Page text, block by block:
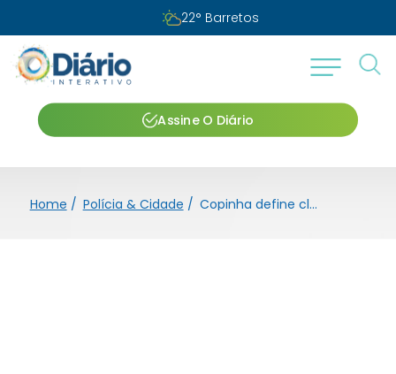
22° Barretos
Assine O Diário
Home / Polícia & Cidade / Copinha define classificados para segunda fase